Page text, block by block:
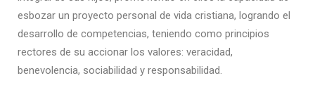
esbozar un proyecto personal de vida cristiana, logrando el
desarrollo de competencias, teniendo como principios
rectores de su accionar los valores: veracidad,
benevolencia, sociabilidad y responsabilidad.